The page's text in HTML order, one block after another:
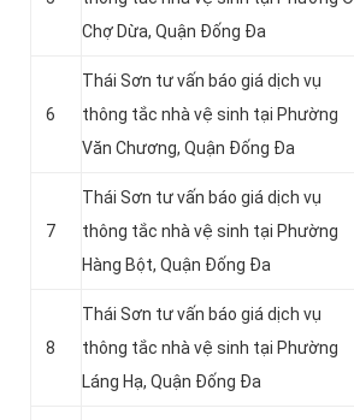
Chợ Dừa, Quận Đống Đa
6
Thái Sơn tư vấn báo giá dịch vụ
thông tắc nhà vệ sinh tại Phường
Văn Chương, Quận Đống Đa
7
Thái Sơn tư vấn báo giá dịch vụ
thông tắc nhà vệ sinh tại Phường
Hàng Bột, Quận Đống Đa
8
Thái Sơn tư vấn báo giá dịch vụ
thông tắc nhà vệ sinh tại Phường
Láng Hạ, Quận Đống Đa